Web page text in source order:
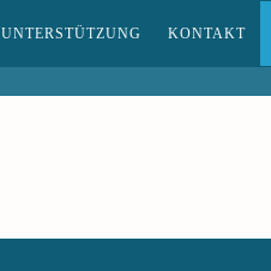
UNTERSTÜTZUNG KONTAKT